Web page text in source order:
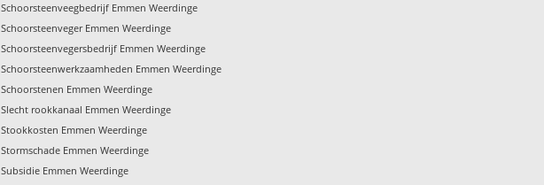
Schoorsteenveegbedrijf Emmen Weerdinge
Schoorsteenveger Emmen Weerdinge
Schoorsteenvegersbedrijf Emmen Weerdinge
Schoorsteenwerkzaamheden Emmen Weerdinge
Schoorstenen Emmen Weerdinge
Slecht rookkanaal Emmen Weerdinge
Stookkosten Emmen Weerdinge
Stormschade Emmen Weerdinge
Subsidie Emmen Weerdinge